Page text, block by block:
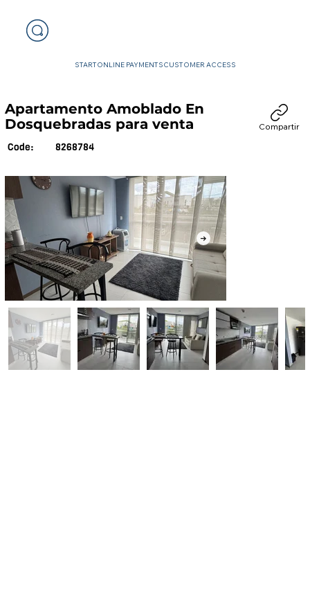
STARTONLINE PAYMENTSCUSTOMER ACCESS
Apartamento Amoblado En
Dosquebradas para venta
Code: 8268784
Compartir